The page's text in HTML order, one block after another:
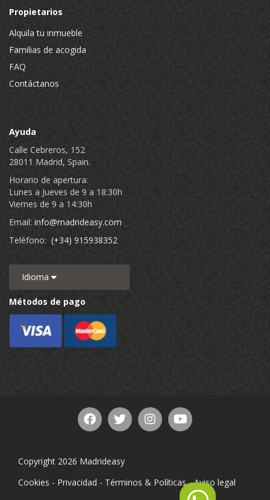
Propietarios
Alquila tu inmueble
Familias de acogida
FAQ
Contáctanos
Ayuda
Calle Cebreros, 152
28011 Madrid, Spain.
Horario de apertura:
Lunes a Jueves de 9 a 18:30h
Viernes de 9 a 14:30h
Email: info@madrideasy.com
Teléfono: (+34) 915938352
Idioma
Métodos de pago
Copyright 2026 Madrideasy
Cookies - Privacidad - Términos & Políticas-Aviso legal